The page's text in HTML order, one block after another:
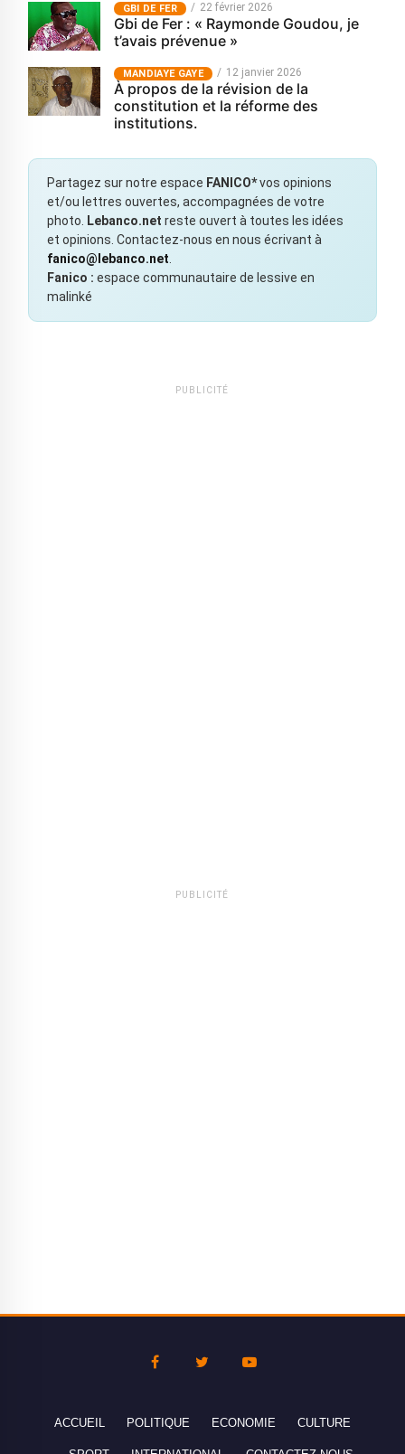
GBI DE FER 22 février 2026
Gbi de Fer : « Raymonde Goudou, je
t’avais prévenue »
MANDIAYE GAYE 12 janvier 2026
À propos de la révision de la
constitution et la réforme des
institutions.
Partagez sur notre espace FANICO*vos opinions
et/ou lettres ouvertes, accompagnées de votre
photo.
Lebanco.net reste ouvert à toutes les idées
et opinions. Contactez-nous en nous écrivant à
fanico@lebanco.net
Fanico : espace communautaire de lessive en
malinké
PUBLICITÉ
PUBLICITÉ
ACCUEIL POLITIQUE ECONOMIE CULTURE